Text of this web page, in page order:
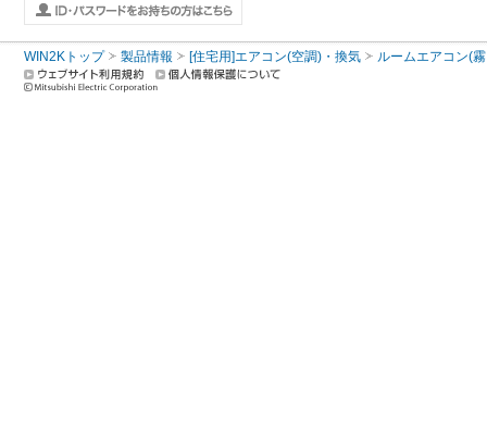
WIN2Kトップ 製品情報 [住宅用]エアコン(空調)・換気 ルームエアコン(